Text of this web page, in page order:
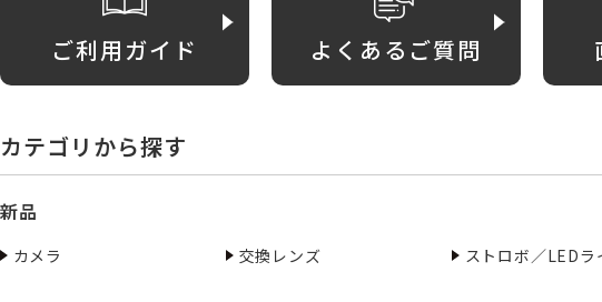
ご利用ガイド よくあるご質問
カテゴリから探す
新品
カメラ 交換レンズ ストロボ／LEDラ